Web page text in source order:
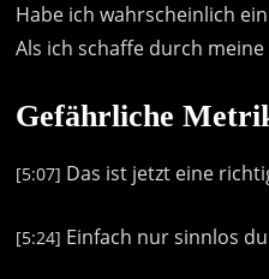
Habe ich wahrscheinlich
Als ich schaffe durch meine
Gefährliche
[5:07] Das ist jetzt eine
[5:24] Einfach nur sinnlos